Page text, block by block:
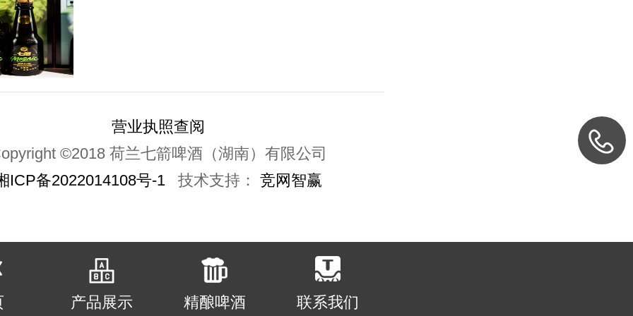
营业执照查阅
©2018 荷兰七箭啤酒（湖南）有限公司
ICP备2022014108号-1 技术支持： 竞网智赢
产品展示 精酿啤酒 联系我们